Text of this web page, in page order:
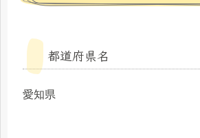
都道府県名
愛知県